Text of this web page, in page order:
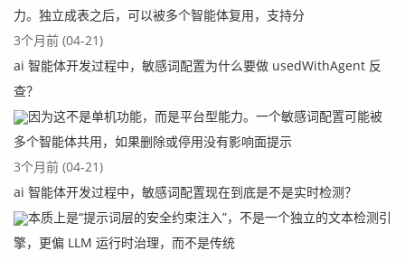
力。独立成表之后，可以被多个智能体复用，支持分
3个月前 (04-21)
ai 智能体开发过程中，敏感词配置为什么要做 usedWithAgent 反
查？
因为这不是单机功能，而是平台型能力。一个敏感词配置可能被
多个智能体共用，如果删除或停用没有影响面提示
3个月前 (04-21)
ai 智能体开发过程中，敏感词配置现在到底是不是实时检测？
本质上是“提示词层的安全约束注入”，不是一个独立的文本检测引
擎，更偏 LLM 运行时治理，而不是传统